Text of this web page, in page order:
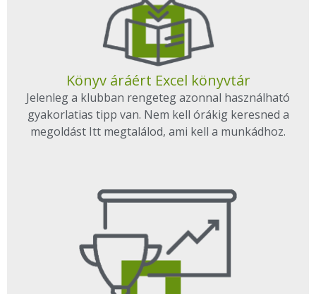
Könyv áráért Excel könyvtár
Jelenleg a klubban rengeteg azonnal használható
gyakorlatias tipp van. Nem kell órákig keresned a
megoldást Itt megtalálod, ami kell a munkádhoz.